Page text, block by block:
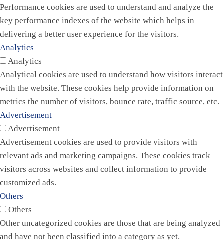
Performance cookies are used to understand and analyze the
key performance indexes of the website which helps in
delivering a better user experience for the visitors.
Analytics
Analytics
Analytical cookies are used to understand how visitors interact
with the website. These cookies help provide information on
metrics the number of visitors, bounce rate, traffic source, etc.
Advertisement
Advertisement
Advertisement cookies are used to provide visitors with
relevant ads and marketing campaigns. These cookies track
visitors across websites and collect information to provide
customized ads.
Others
Others
Other uncategorized cookies are those that are being analyzed
and have not been classified into a category as yet.